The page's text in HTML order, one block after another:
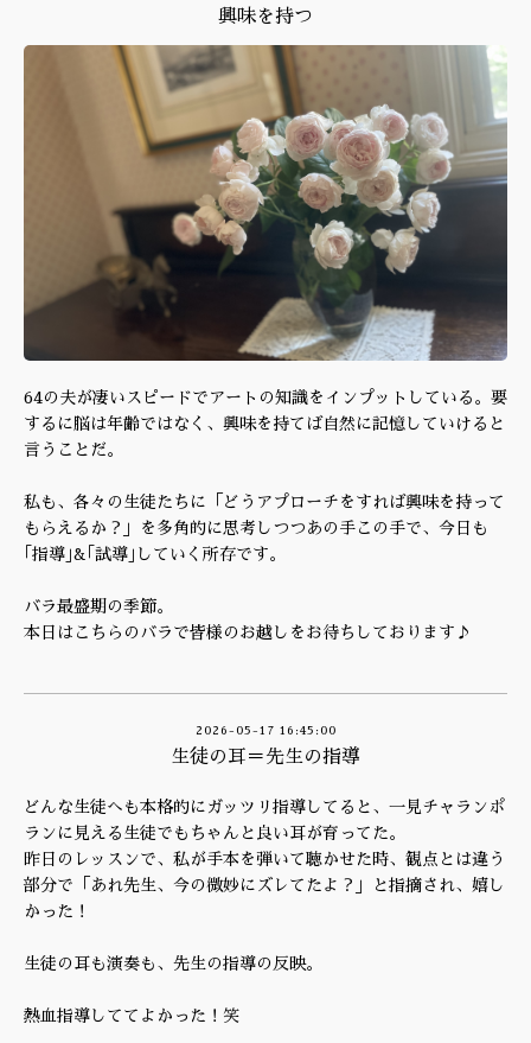
興味を持つ
64の夫が凄いスピードでアートの知識をインプットしている。要
するに脳は年齢ではなく、興味を持てば自然に記憶していけると
言うことだ。
私も、各々の生徒たちに「どうアプローチをすれば興味を持って
もらえるか？」を多角的に思考しつつあの手この手で、今日も
｢指導｣&｢試導｣していく所存です。
バラ最盛期の季節。
本日はこちらのバラで皆様のお越しをお待ちしております♪
2026-05-17 16:45:00
生徒の耳＝先生の指導
どんな生徒へも本格的にガッツリ指導してると、一見チャランポ
ランに見える生徒でもちゃんと良い耳が育ってた。
昨日のレッスンで、私が手本を弾いて聴かせた時、観点とは違う
部分で「あれ先生、今の微妙にズレてたよ？」と指摘され、嬉し
かった！
生徒の耳も演奏も、先生の指導の反映。
熱血指導しててよかった！笑